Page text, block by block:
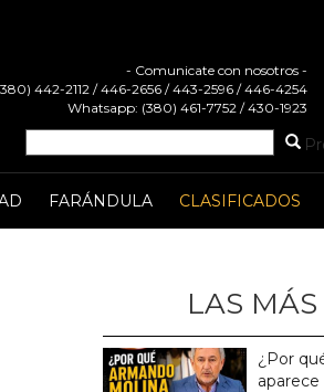
- Comunicate con nosotros -
442-2112 / 446-2656 / 443-2596 / 446-4254
Whatsapp: (380) 461-7752 / 430-1923
FARÁNDULA CLASIFICADOS
LAS
¿Por